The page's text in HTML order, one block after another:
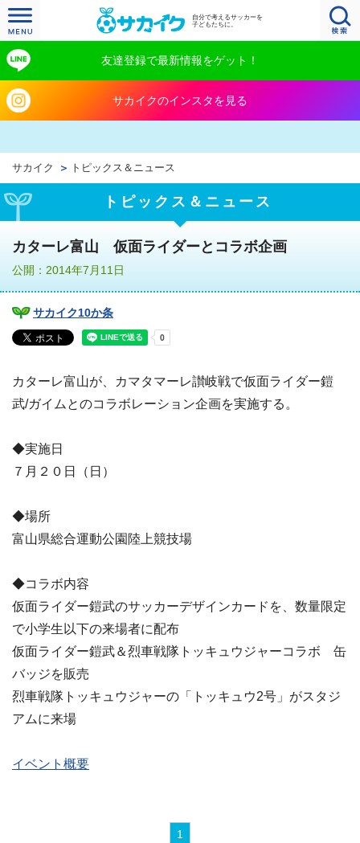
自分で考えるサッカーを
子どもたちに。
友達登録で最新情報をゲット！
サカイクのインスタを見る
サカイク トピックス＆ニュース
トピックス＆ニュース
カターレ富山 仮面ライダーとコラボ企画
公開：2014年7月11日
サカイク10か条
カターレ富山が、カマタマーレ讃岐戦で仮面ライダー鎧
武/ガイムとのコラボレーション企画を実施する。
◆実施日
７月２０日（日）
◆場所
富山県総合運動公園陸上競技場
◆コラボ内容
仮面ライダー鎧武のサッカーデザインカードを、数量限定
で小学生以下の来場者に配布
仮面ライダー鎧武＆烈車戦隊トッキュウジャーコラボ 缶
バッジを販売
烈車戦隊トッキュウジャーの「トッキュウ2号」がスタジ
アムに来場
イベント概要
1